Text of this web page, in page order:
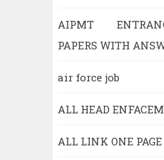
AIPMT
PAPERS WITH
air force job
ALL HEAD
ALL LINK ONE PAGE